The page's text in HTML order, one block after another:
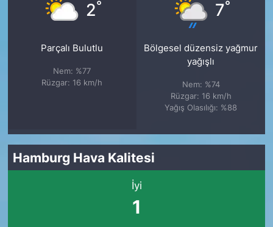
2°
Parçalı Bulutlu
Nem: %77
Rüzgar: 16 km/h
7°
Bölgesel düzensiz yağmur
yağışlı
Nem: %74
Rüzgar: 16 km/h
Yağış Olasılığı: %88
Hamburg Hava Kalitesi
İyi
1